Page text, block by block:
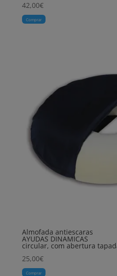
42,00€
Comprar
Almofada antiescaras
AYUDAS DINAMICAS
circular, com abertura
25,00€
Comprar